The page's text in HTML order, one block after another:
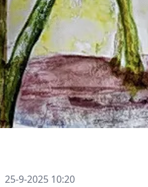
25-9-2025 10:20